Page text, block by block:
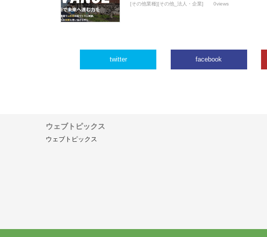
[その他業種][その他_法人・企業] 0views
twitter facebook
ウェブトピックス
ウェブトピックス